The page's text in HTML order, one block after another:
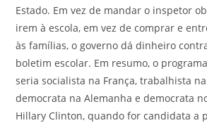
Estado. Em vez de mandar o inspetor
irem à escola, em vez de comprar e
às famílias, o governo dá dinheiro
boletim escolar. Em resumo, o
seria socialista na França, trabalhista
democrata na Alemanha e democrata
Hillary Clinton, quando for candidata a